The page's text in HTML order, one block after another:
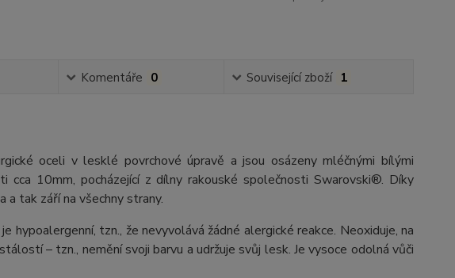
Komentáře 0 Související zboží 1
oceli v lesklé povrchové úpravě a jsou osázeny mléčnými bílými
10mm, pocházející z dílny rakouské společnosti Swarovski®. Díky
tak září na všechny strany.
hypoalergenní, tzn., že nevyvolává žádné alergické reakce. Neoxiduje, na
– tzn., nemění svoji barvu a udržuje svůj lesk. Je vysoce odolná vůči